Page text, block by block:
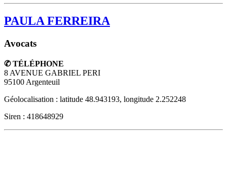
PAULA FERREIRA
Avocats
✆ TÉLÉPHONE
8 AVENUE GABRIEL PERI
95100 Argenteuil
Géolocalisation : latitude 48.943193, longitude 2.252248
Siren : 418648929